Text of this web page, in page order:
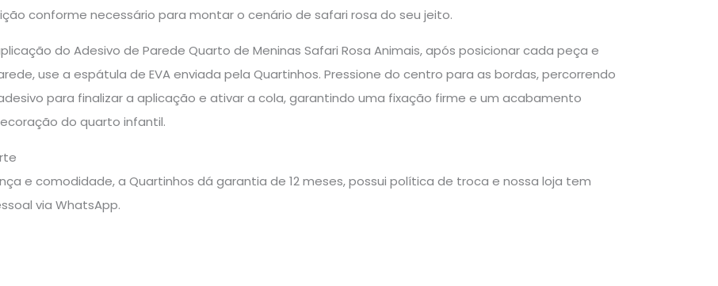
conforme necessário para montar o cenário de safari rosa do seu jeito.
do Adesivo de Parede Quarto de Meninas Safari Rosa Animais, após posicionar cada peça e
use a espátula de EVA enviada pela Quartinhos. Pressione do centro para as bordas, percorrendo
para finalizar a aplicação e ativar a cola, garantindo uma fixação firme e um acabamento
do quarto infantil.
e comodidade, a Quartinhos dá garantia de 12 meses, possui política de troca e nossa loja tem
via WhatsApp.